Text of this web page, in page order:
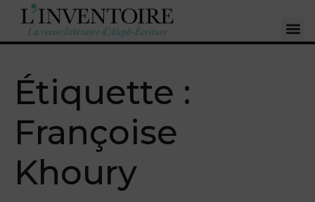
Étiquette :
Françoise
Khoury